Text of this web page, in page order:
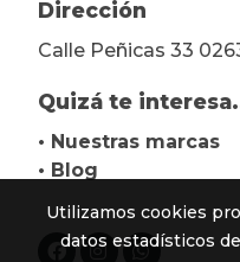
Dirección
Calle Peñicas 33
Quizá te
• Nuestras marcas
• Blog
Utilizamos cookies
datos estadísticos